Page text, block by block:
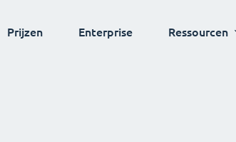
Prijzen Enterprise Ressourcen